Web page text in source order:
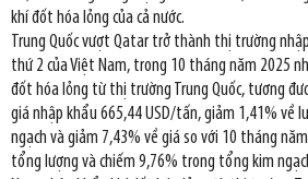
khí đốt hóa lỏng của cả nước.
Trung Quốc vượt Qatar trở thành thị trường
thứ 2 của Việt Nam, trong 10 tháng năm 2025
đốt hóa lỏng từ thị trường Trung Quốc, tương
giá nhập khẩu 665,44 USD/tấn, giảm 1,41% về
ngạch và giảm 7,43% về giá so với 10 tháng
tổng lượng và chiếm 9,76% trong tổng kim